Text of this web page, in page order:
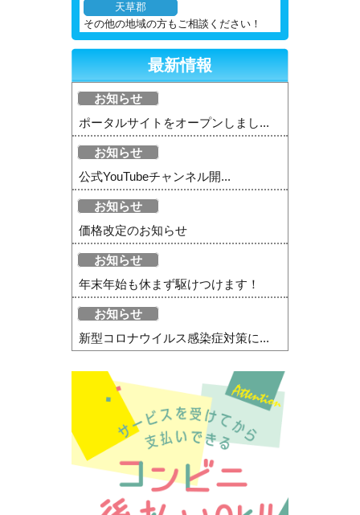
天草郡
その他の地域の方もご相談ください！
最新情報
お知らせ
ポータルサイトをオープンしまし...
お知らせ
公式YouTubeチャンネル開...
お知らせ
価格改定のお知らせ
お知らせ
年末年始も休まず駆けつけます！
お知らせ
新型コロナウイルス感染症対策に...